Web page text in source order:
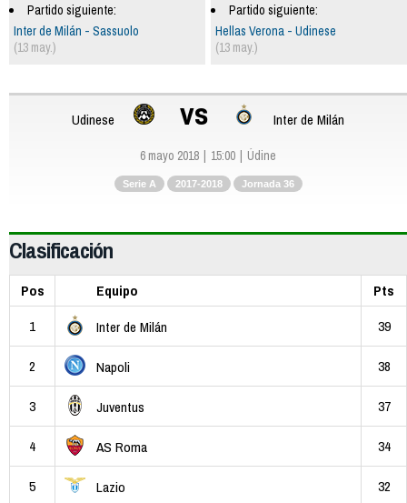
Partido siguiente:
Hellas Verona - Udinese
(13 may.)
Partido siguiente:
Inter de Milán - Sassuolo
(13 may.)
Udinese vs Inter de Milán
6 mayo 2018 15:00 Údine
Serie A 2017-2018 Jornada 36
Clasificación
Pos Equipo
Pts
1
Inter de Milán 39
2 Napoli 38
3 Juventus 37
4 AS Roma 34
5 Lazio 32